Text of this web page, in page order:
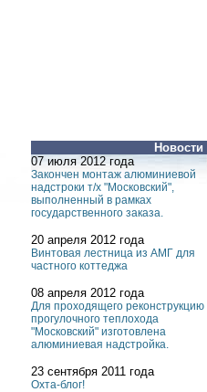
Новости
07 июля 2012 года
Закончен монтаж алюминиевой
надстроки т/х "Московский",
выполненный в рамках
государственного заказа.
20 апреля 2012 года
Винтовая лестница из АМГ для
частного коттеджа
08 апреля 2012 года
Для проходящего реконструкцию
прогулочного теплохода
"Московский" изготовлена
алюминиевая надстройка.
23 сентября 2011 года
Охта-блог!